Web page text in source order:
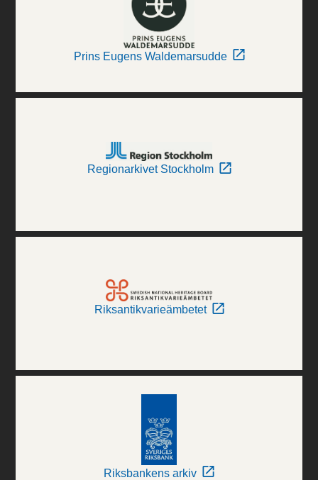
Prins Eugens Waldemarsudde
Regionarkivet Stockholm
Riksantikvarieämbetet
Riksbankens arkiv